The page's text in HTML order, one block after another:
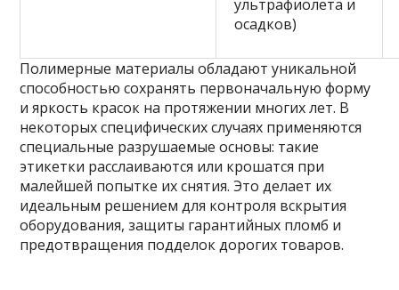
ультрафиолета и
осадков)
Полимерные материалы обладают уникальной
способностью сохранять первоначальную форму
и яркость красок на протяжении многих лет. В
некоторых специфических случаях применяются
специальные разрушаемые основы: такие
этикетки расслаиваются или крошатся при
малейшей попытке их снятия. Это делает их
идеальным решением для контроля вскрытия
оборудования, защиты гарантийных пломб и
предотвращения подделок дорогих товаров.